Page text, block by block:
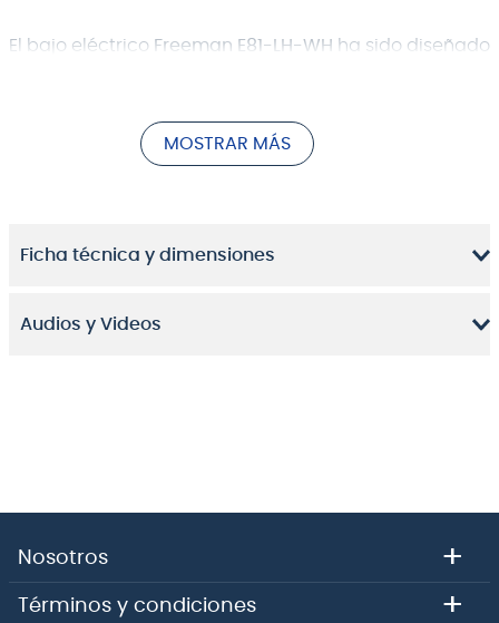
El bajo eléctrico Freeman E81-LH-WH ha sido diseñado
sin compromisos. Su cuerpo de
proporciona una base acústica excepcional,
caracterizada por unarespuesta de frecuencia
durabilidad
traslados, ensayos y sesiones de grabación,
exclusivamente en su ejecución con un instrumento
ligero que reduce la fatiga en presentaciones
para quienes buscan una comodidad absoluta y una
MOSTRAR MÁS
Ficha técnica y dimensiones
Audios y Videos
Nosotros +
Términos y condiciones +